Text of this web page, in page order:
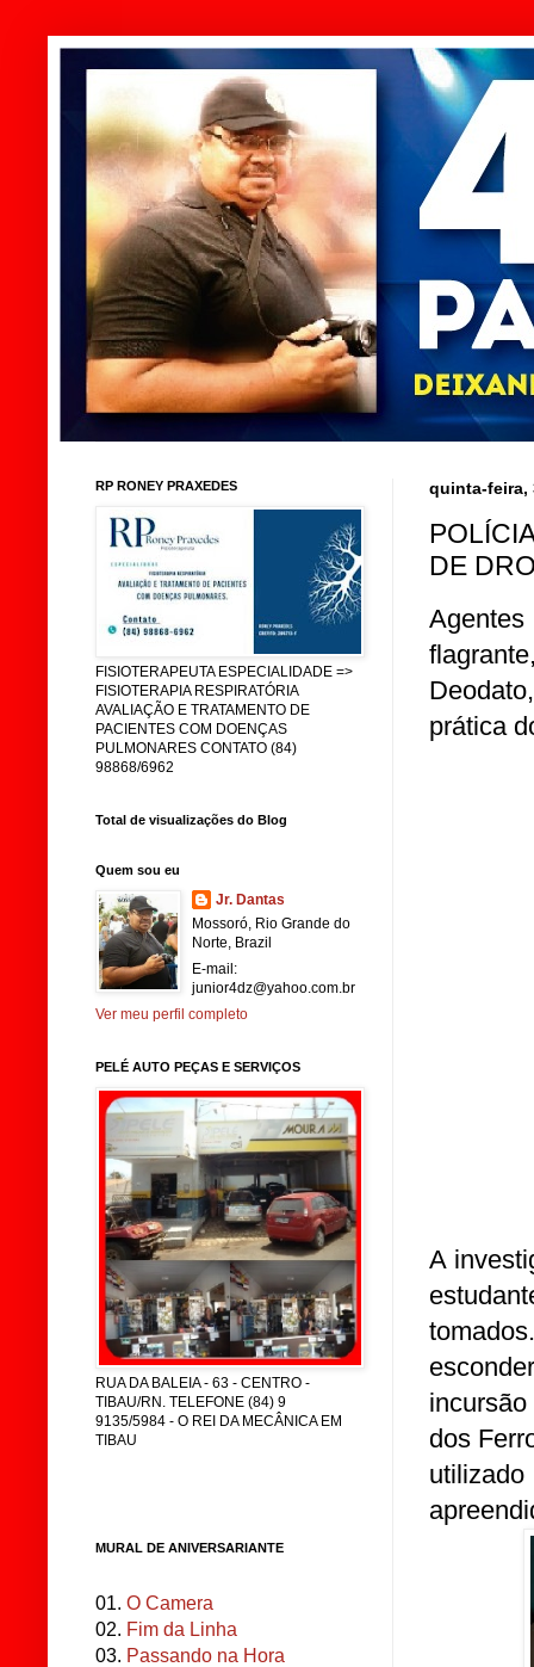
quinta-feira,
DE
prática
A
dos
RP RONEY PRAXEDES
FISIOTERAPEUTA ESPECIALIDADE =>
FISIOTERAPIA RESPIRATÓRIA
AVALIAÇÃO E TRATAMENTO DE
PACIENTES COM DOENÇAS
PULMONARES CONTATO (84)
98868/6962
Total de visualizações do Blog
Quem sou eu
Jr. Dantas
Mossoró, Rio Grande do
Norte, Brazil
E-mail:
junior4dz@yahoo.com.br
Ver meu perfil completo
PELÉ AUTO PEÇAS E SERVIÇOS
RUA DA BALEIA - 63 - CENTRO -
TIBAU/RN. TELEFONE (84) 9
9135/5984 - O REI DA MECÂNICA EM
TIBAU
MURAL DE ANIVERSARIANTE
01. O Camera
02. Fim da Linha
03. Passando na Hora